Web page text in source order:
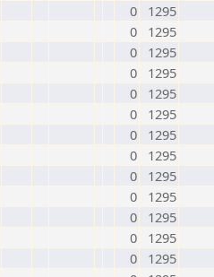
0
1295
0
1295
0
1295
0
1295
0
1295
0
1295
0
1295
0
1295
0
1295
0
1295
0
1295
0
1295
0
1295